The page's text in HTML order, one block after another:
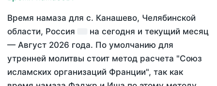
Время намаза для с. Канашево, Челябинской
области, Россия
на сегодня и текущий месяц
— Август 2026 года. По умолчанию для
утренней молитвы стоит метод расчета "Союз
исламских организаций Франции", так как